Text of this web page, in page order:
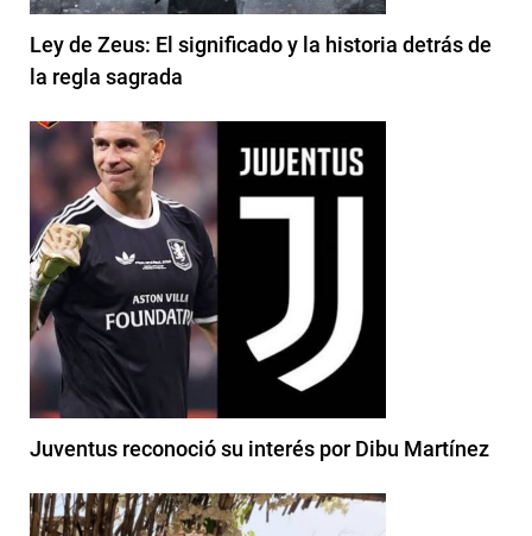
Ley de Zeus: El significado y la historia detrás de
la regla sagrada
Juventus reconoció su interés por Dibu Martínez